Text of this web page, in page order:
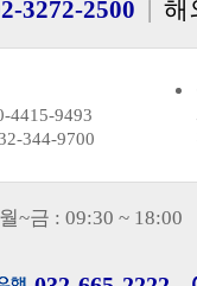
3272-2500 | 해
9493
344-9700
~금 : 09:30 ~ 18:00